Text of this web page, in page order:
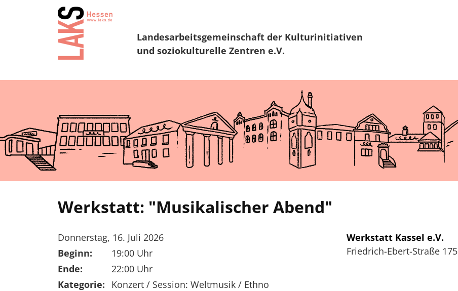
Landesarbeitsgemeinschaft der Kulturinitiativen
und soziokulturelle Zentren e.V.
Werkstatt: "Musikalischer Abend"
Tag der Veranstaltung:
Donnerstag, 16. Juli 2026
Beginn:
19:00 Uhr
Ende:
22:00 Uhr
Kategorie:
Konzert / Session: Weltmusik / Ethno
Werkstatt Kassel e.V.
Friedrich-Ebert-Straße 175